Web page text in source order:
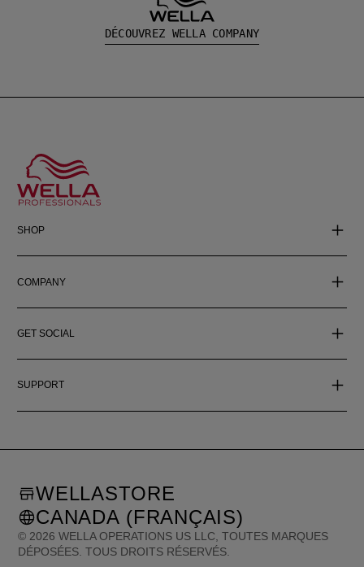
DÉCOUVREZ WELLA COMPANY
SHOP
COMPANY
GET SOCIAL
SUPPORT
© 2026 WELLA OPERATIONS US LLC, TOUTES MARQUES
DÉPOSÉES. TOUS DROITS RÉSERVÉS.
WELLASTORE
CANADA (FRANÇAIS)